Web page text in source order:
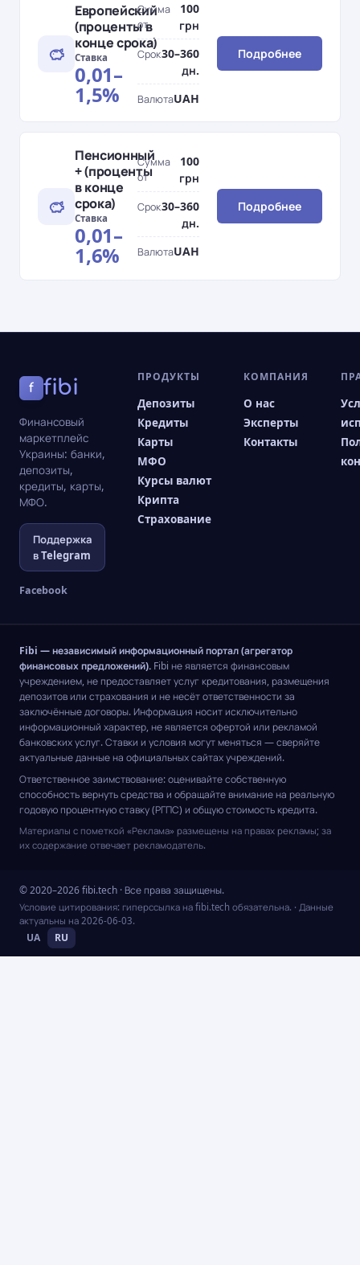
Европейский
(проценты в
конце срока)
Ставка
0,01–
1,5%
Сумма
от
100
грн
Срок30–360
дн.
ВалютаUAH
Подробнее
Пенсионный
+ (проценты
в конце
срока)
Ставка
0,01–
1,6%
Сумма
от
100
грн
Срок30–360
дн.
ВалютаUAH
Подробнее
f fibi
Финансовый
маркетплейс
Украины: банки,
депозиты,
кредиты, карты,
МФО.
Поддержка
в Telegram
Facebook
ПРОДУКТЫ
Депозиты
Кредиты
Карты
МФО
Курсы валют
Крипта
Страхование
КОМПАНИЯ
О нас
Эксперты
Контакты
Fibi — независимый информационный портал (агрегатор
финансовых предложений). Fibi не является финансовым
учреждением, не предоставляет услуг кредитования, размещения
депозитов или страхования и не несёт ответственности за
заключённые договоры. Информация носит исключительно
информационный характер, не является офертой или рекламой
банковских услуг. Ставки и условия могут меняться — сверяйте
актуальные данные на официальных сайтах учреждений.
Ответственное заимствование: оценивайте собственную
способность вернуть средства и обращайте внимание на реальную
годовую процентную ставку (РГПС) и общую стоимость кредита.
Материалы с пометкой «Реклама» размещены на правах рекламы; за
их содержание отвечает рекламодатель.
© 2020–2026 fibi.tech · Все права защищены.
Условие цитирования: гиперссылка на fibi.tech обязательна. · Данные
актуальны на 2026-06-03.
UA RU